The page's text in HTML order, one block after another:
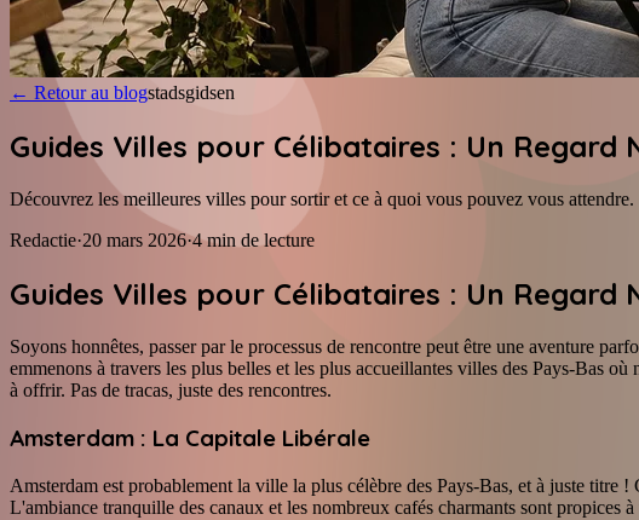
← Retour au blogstadsgidsen
Guides Villes pour Célibataires : Un
Découvrez les meilleures villes pour sortir et ce à quoi vous pouvez vous attendre.
Redactie·20 mars 2026·4 min de lecture
Guides Villes pour Célibataires : Un
Soyons honnêtes, passer par le processus de rencontre peut être une aventure
emmenons à travers les plus belles et les plus accueillantes villes des Pays-Bas
à offrir. Pas de tracas, juste des rencontres.
Amsterdam : La Capitale Libérale
Amsterdam est probablement la ville la plus célèbre des Pays-Bas, et à juste titre
L'ambiance tranquille des canaux et les nombreux cafés charmants sont propices